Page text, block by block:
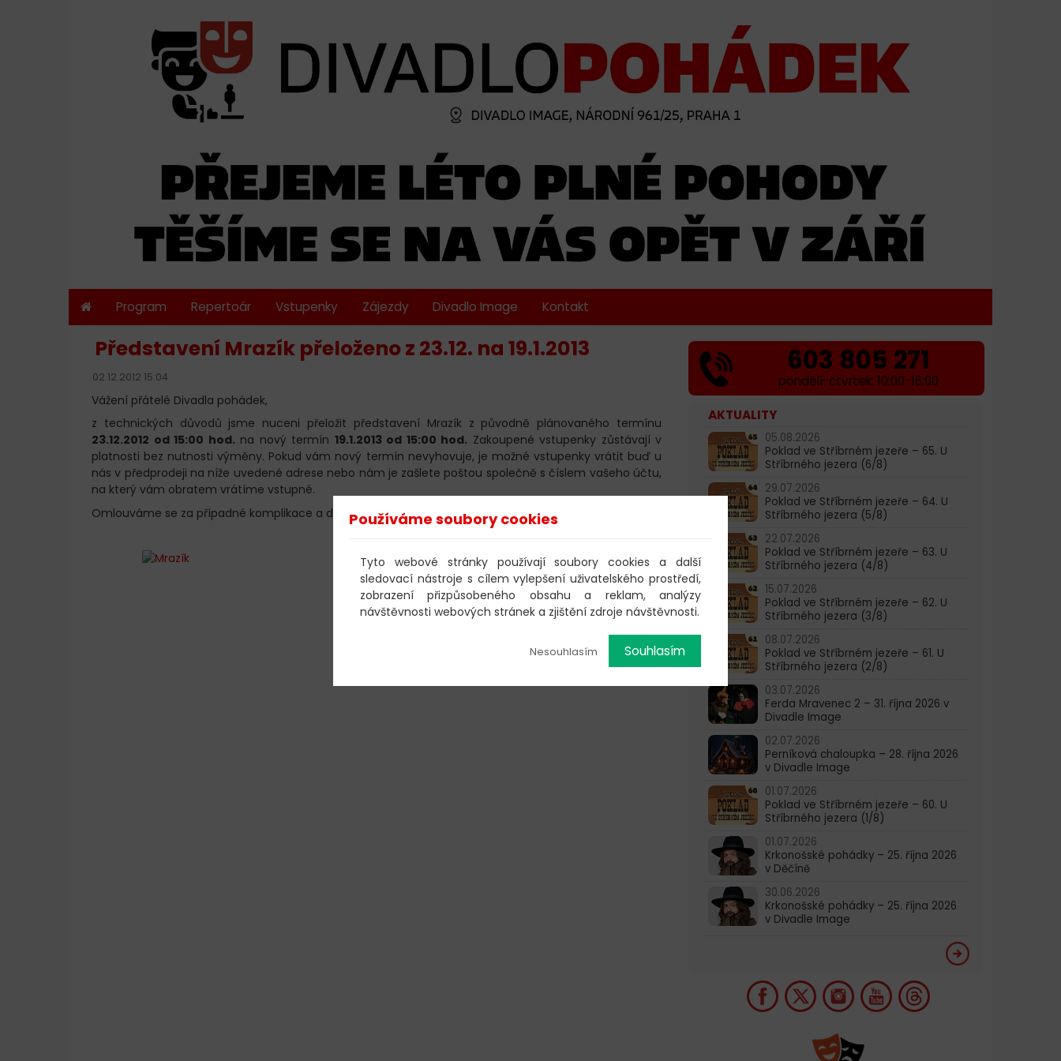
Program Repertoár Vstupenky Zájezdy Divadlo Image Kontakt
Představení Mrazík přeloženo z 23.12. na 19.1.2013
02.12.2012 15:04
Vážení přátelé Divadla pohádek,
z technických důvodů jsme nuceni přeložit představení Mrazík z původně plánovaného termínu
23.12.2012 od 15:00 hod. na nový termín 19.1.2013 od 15:00 hod. Zakoupené vstupenky zůstávají v
platnosti bez nutnosti výměny. Pokud vám nový termín nevyhovuje, je možné vstupenky vrátit buď u
nás v předprodeji na níže uvedené adrese nebo nám je zašlete poštou společně s číslem vašeho účtu,
na který vám obratem vrátíme vstupné.
Omlouváme se za případné komplikace a děkujeme za pochopení.
603 805 271
pondělí-čtvrtek: 10:00-16:00
AKTUALITY
05.08.2026
Poklad ve Stříbrném jezeře – 65. U
Stříbrného jezera (6/8)
29.07.2026
Poklad ve Stříbrném jezeře – 64. U
Stříbrného jezera (5/8)
22.07.2026
Poklad ve Stříbrném jezeře – 63. U
Stříbrného jezera (4/8)
15.07.2026
Poklad ve Stříbrném jezeře – 62. U
Stříbrného jezera (3/8)
08.07.2026
Poklad ve Stříbrném jezeře – 61. U
Stříbrného jezera (2/8)
03.07.2026
Ferda Mravenec 2 – 31. října 2026 v
Divadle Image
02.07.2026
Perníková chaloupka – 28. října 2026
v Divadle Image
01.07.2026
Poklad ve Stříbrném jezeře – 60. U
Stříbrného jezera (1/8)
01.07.2026
Krkonošské pohádky – 25. října 2026
v Děčíně
30.06.2026
Krkonošské pohádky – 25. října 2026
v Divadle Image
Používáme soubory cookies
Tyto webové stránky používají soubory cookies a další
sledovací nástroje s cílem vylepšení uživatelského prostředí,
zobrazení přizpůsobeného obsahu a reklam, analýzy
návštěvnosti webových stránek a zjištění zdroje návštěvnosti.
Nesouhlasím Souhlasím